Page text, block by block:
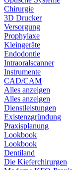
Chirurgie
3D Drucker
Versorgung
Prophylaxe
Kleingeräte
Endodontie
Intraoralscanner
Instrumente
CAD/CAM
Alles anzeigen
Alles anzeigen
Dienstleistungen
Existenzgründung
Praxisplanung
Lookbook
Lookbook
Dentiland
Die Kieferchirurgen